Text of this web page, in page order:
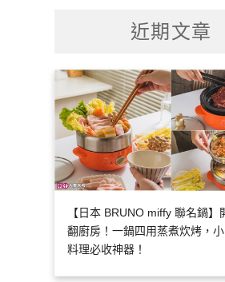
近期文章
【日本 BRUNO miffy 聯名鍋】
翻廚房！一鍋四用蒸煮炊烤，
料理必收神器！